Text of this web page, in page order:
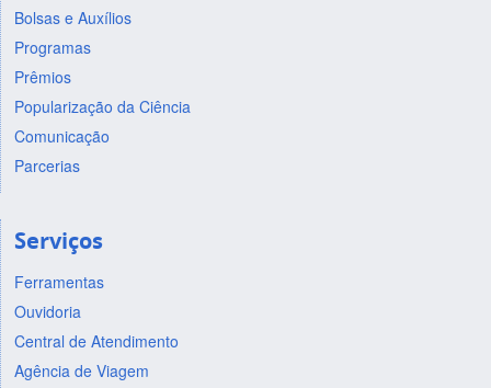
Bolsas e Auxílios
Programas
Prêmios
Popularização da Ciência
Comunicação
Parcerias
Serviços
Ferramentas
Ouvidoria
Central de Atendimento
Agência de Viagem